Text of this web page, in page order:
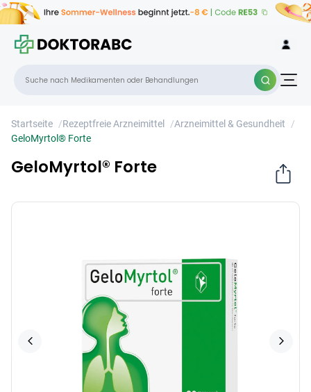
Startseite /Rezeptfreie Arzneimittel /Arzneimittel & Gesundheit
/
GeloMyrtol® Forte
GeloMyrtol® Forte
×